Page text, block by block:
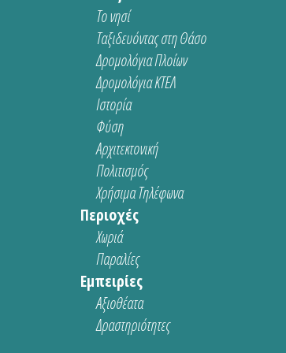
Το νησί
Ταξιδευόντας στη Θάσο
Δρομολόγια Πλοίων
Δρομολόγια ΚΤΕΛ
Ιστορία
Φύση
Αρχιτεκτονική
Πολιτισμός
Χρήσιμα Τηλέφωνα
Περιοχές
Χωριά
Παραλίες
Εμπειρίες
Αξιοθέατα
Δραστηριότητες